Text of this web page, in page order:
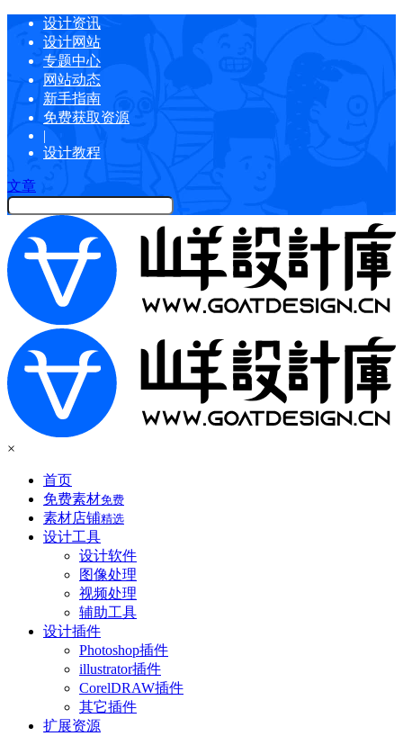
设计资讯
设计网站
专题中心
网站动态
新手指南
免费获取资源
|
设计教程
文章
×
首页
免费素材免费
素材店铺精选
设计工具
设计软件
图像处理
视频处理
辅助工具
设计插件
Photoshop插件
illustrator插件
CorelDRAW插件
其它插件
扩展资源